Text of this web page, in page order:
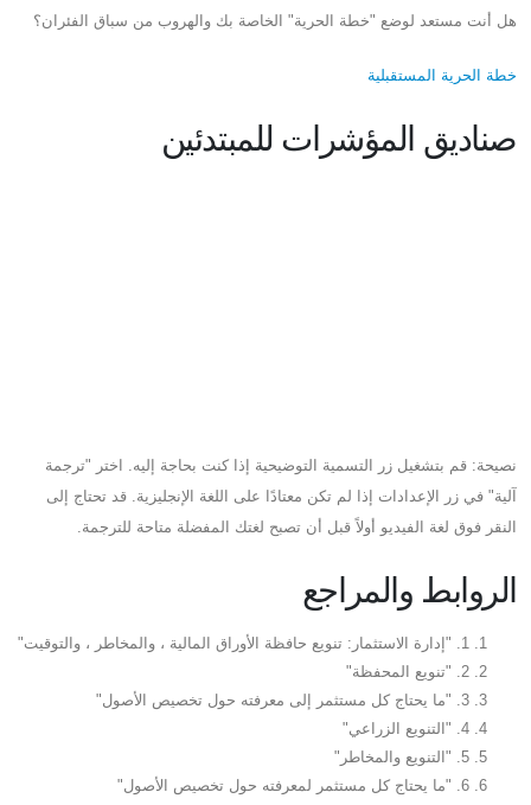
هل أنت مستعد لوضع "خطة الحرية" الخاصة بك والهروب من سباق الفئران؟
خطة الحرية المستقبلية
صناديق المؤشرات للمبتدئين
نصيحة: قم بتشغيل زر التسمية التوضيحية إذا كنت بحاجة إليه. اختر "ترجمة
آلية" في زر الإعدادات إذا لم تكن معتادًا على اللغة الإنجليزية. قد تحتاج إلى
النقر فوق لغة الفيديو أولاً قبل أن تصبح لغتك المفضلة متاحة للترجمة.
الروابط والمراجع
1. "إدارة الاستثمار: تنويع حافظة الأوراق المالية ، والمخاطر ، والتوقيت"
2. "تنويع المحفظة"
3. "ما يحتاج كل مستثمر إلى معرفته حول تخصيص الأصول"
4. "التنويع الزراعي"
5. "التنويع والمخاطر"
6. "ما يحتاج كل مستثمر لمعرفته حول تخصيص الأصول"